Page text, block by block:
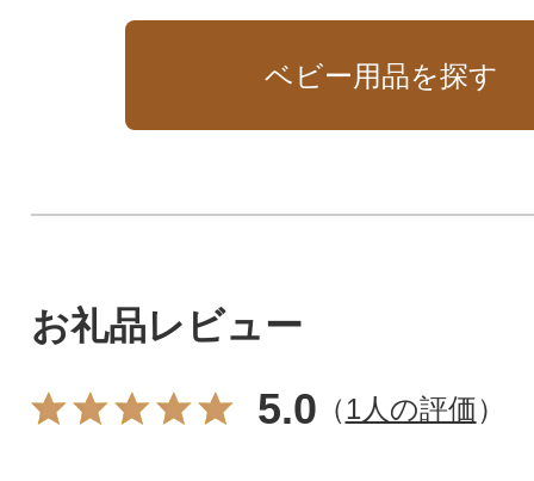
ベビー用品を探す
お礼品レビュー
5.0 （1人の評価）